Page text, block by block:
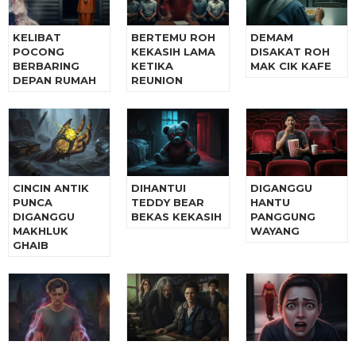
KELIBAT
POCONG
BERBARING
DEPAN RUMAH
BERTEMU ROH
KEKASIH LAMA
KETIKA
REUNION
DEMAM
DISAKAT ROH
MAK CIK KAFE
CINCIN ANTIK
PUNCA
DIGANGGU
MAKHLUK
GHAIB
DIHANTUI
TEDDY BEAR
BEKAS KEKASIH
DIGANGGU
HANTU
PANGGUNG
WAYANG